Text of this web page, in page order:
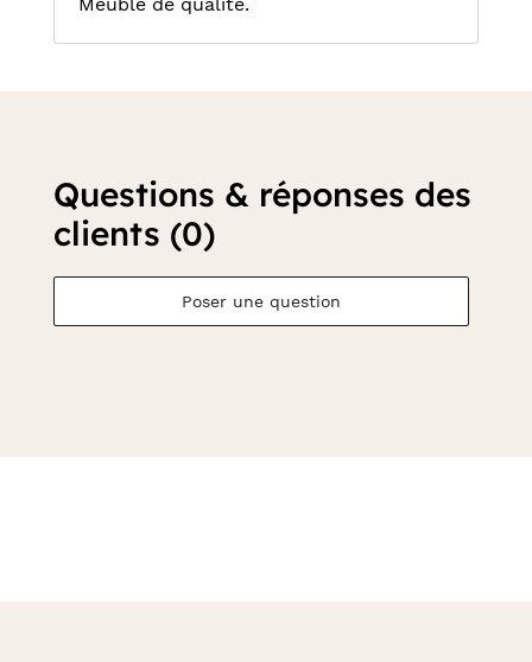
Questions & réponses des
clients (0)
Poser une question